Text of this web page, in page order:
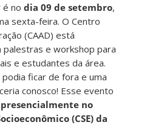
é nodia 09 de setembro,
sexta-feira. O Centro
(CAAD) está
palestras e workshop para
e estudantes da área.
podia ficar de fora e uma
conosco! Esse evento
presencialmente no
(CSE) da